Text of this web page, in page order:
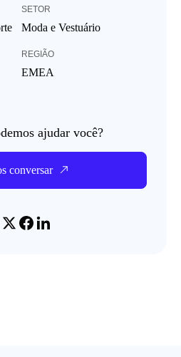
SETOR
Moda e Vestuário
REGIÃO
EMEA
ajudar você?
conversar
Share on X
Share on Facebook
Share on LinkedIn